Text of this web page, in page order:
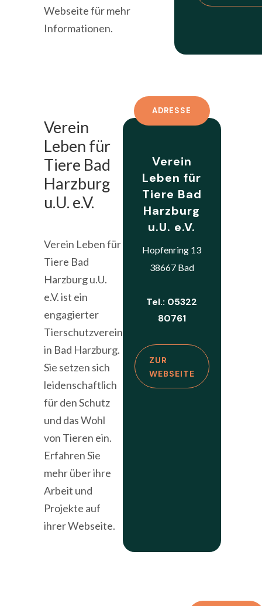
Webseite für mehr
Informationen.
Verein
Leben für
Tiere Bad
Harzburg
u.U. e.V.
Verein Leben für
Tiere Bad
Harzburg u.U.
e.V. ist ein
engagierter
Tierschutzverein
in Bad Harzburg.
Sie setzen sich
leidenschaftlich
für den Schutz
und das Wohl
von Tieren ein.
Erfahren Sie
mehr über ihre
Arbeit und
Projekte auf
ihrer Webseite.
ADRESSE
Verein
Leben für
Tiere Bad
Harzburg
u.U. e.V.
Hopfenring 13
38667 Bad
Tel.: 05322
80761
ZUR
WEBSEITE